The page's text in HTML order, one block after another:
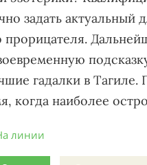
задать актуальный
гадалки в
когда наиболее